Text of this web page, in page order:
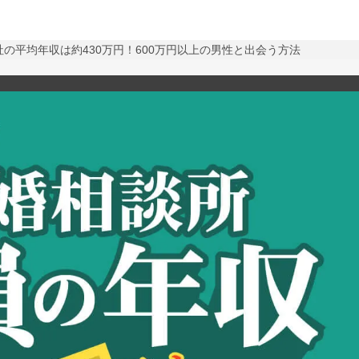
平均年収は約430万円！600万円以上の男性と出会う方法